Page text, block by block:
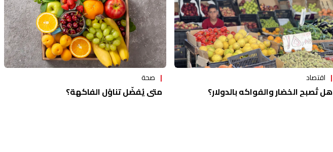
اقتصاد
هل تُصبح الخضار والفواكه بالدولار؟
صحة
متى يُفضّل تناوُل الفاكهة؟